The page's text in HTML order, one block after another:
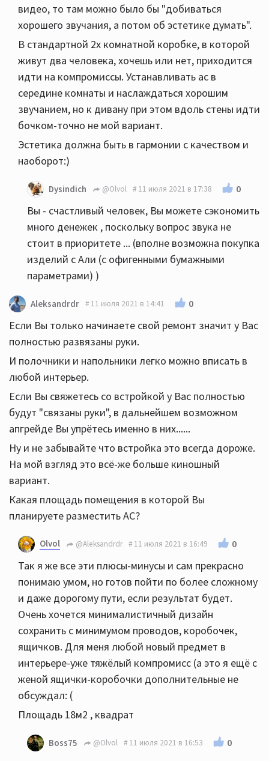
видео, то там можно было бы "добиваться
хорошего звучания, а потом об эстетике думать".
В стандартной 2х комнатной коробке, в которой
живут два человека, хочешь или нет, приходится
идти на компромиссы. Устанавливать ас в
середине комнаты и наслаждаться хорошим
звучанием, но к дивану при этом вдоль стены идти
бочком-точно не мой вариант.
Эстетика должна быть в гармонии с качеством и
наоборот:)
Dysindich @Olvol 11 июля 2021 в 17:38 0
Вы - счастливый человек, Вы можете сэкономить
много денежек , поскольку вопрос звука не
стоит в приоритете ... (вполне возможна покупка
изделий с Али (с офигенными бумажными
параметрами) )
Aleksandrdr 11 июля 2021 в 14:41 0
Если Вы только начинаете свой ремонт значит у Вас
полностью развязаны руки.
И полочники и напольники легко можно вписать в
любой интерьер.
Если Вы свяжетесь со встройкой у Вас полностью
будут "связаны руки", в дальнейшем возможном
апгрейде Вы упрётесь именно в них......
Ну и не забывайте что встройка это всегда дороже.
На мой взгляд это всё-же больше киношный
вариант.
Какая площадь помещения в которой Вы
планируете разместить АС?
Olvol @Aleksandrdr 11 июля 2021 в 16:49 0
Так я же все эти плюсы-минусы и сам прекрасно
понимаю умом, но готов пойти по более сложному
и даже дорогому пути, если результат будет.
Очень хочется минималистичный дизайн
сохранить с минимумом проводов, коробочек,
ящичков. Для меня любой новый предмет в
интерьере-уже тяжёлый компромисс (а это я ещё с
женой ящички-коробочки дополнительные не
обсуждал: (
Площадь 18м2 , квадрат
Boss75 @Olvol 11 июля 2021 в 16:53 0